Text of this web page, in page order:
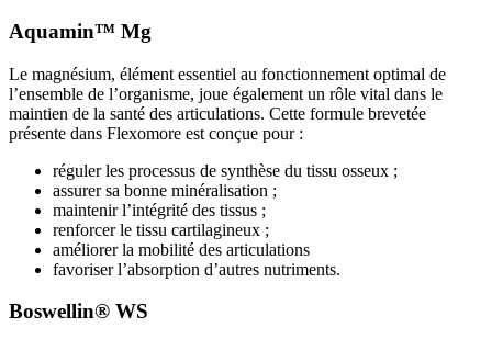
Aquamin™ Mg
Le magnésium, élément essentiel au fonctionnement optimal de
l’ensemble de l’organisme, joue également un rôle vital dans le
maintien de la santé des articulations. Cette formule brevetée
présente dans Flexomore est conçue pour :
réguler les processus de synthèse du tissu osseux ;
assurer sa bonne minéralisation ;
maintenir l’intégrité des tissus ;
renforcer le tissu cartilagineux ;
améliorer la mobilité des articulations
favoriser l’absorption d’autres nutriments.
Boswellin® WS